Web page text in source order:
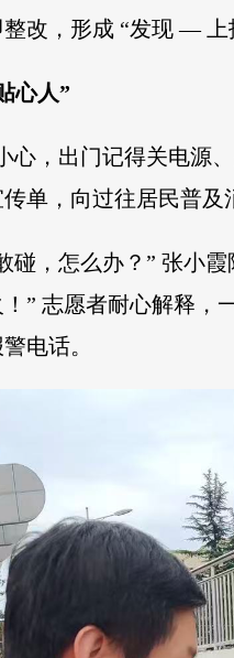
改，形成 “发现 —
心人”
心，出门记得关电源
单，向过往居民普及
碰，怎么办？” 张小
” 志愿者耐心解释
电话。